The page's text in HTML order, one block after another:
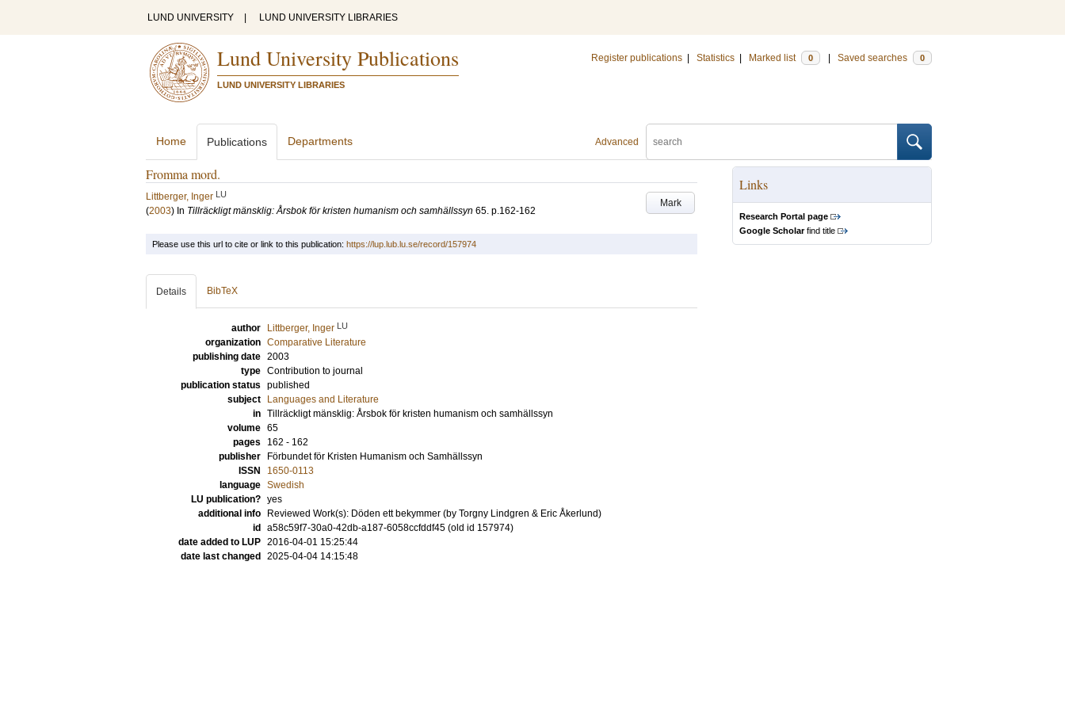
LUND UNIVERSITY LUND UNIVERSITY LIBRARIES
Lund University Publications
LUND UNIVERSITY LIBRARIES
Register publications Statistics Marked list 0 Saved searches 0
Advanced
Home Publications Departments
Fromma mord.
Mark
Littberger, Inger LU
(2003) In Tillräckligt mänsklig: Årsbok för kristen humanism och samhällssyn 65. p.162-162
Links
Research Portal page
Google Scholarfind title
Please use this url to cite or link to this publication: https://lup.lub.lu.se/record/157974
Details BibTeX
author Littberger, Inger LU
organization Comparative Literature
publishing date 2003
type Contribution to journal
publication status published
subject
Languages and Literature
in Tillräckligt mänsklig: Årsbok för kristen humanism och samhällssyn
volume 65
pages
162 - 162
publisher
Förbundet för Kristen Humanism och Samhällssyn
ISSN
1650-0113
language Swedish
LU publication? yes
additional info
Reviewed Work(s): Döden ett bekymmer (by Torgny Lindgren & Eric Åkerlund)
id
a58c59f7-30a0-42db-a187-6058ccfddf45 (old id 157974)
date added to LUP 2016-04-01 15:25:44
date last changed
2025-04-04 14:15:48